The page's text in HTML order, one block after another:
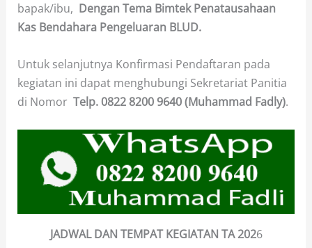
bapak/ibu, Dengan Tema Bimtek Penatausahaan
Kas Bendahara Pengeluaran BLUD.
Untuk selanjutnya Konfirmasi Pendaftaran pada
kegiatan ini dapat menghubungi Sekretariat Panitia
di Nomor Telp. 0822 8200 9640 (Muhammad Fadly).
JADWAL DAN TEMPAT KEGIATAN TA 2026